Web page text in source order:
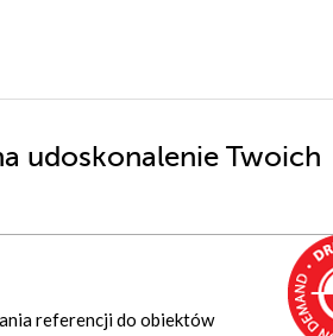
udoskonalenie Twoich
referencji do obiektów